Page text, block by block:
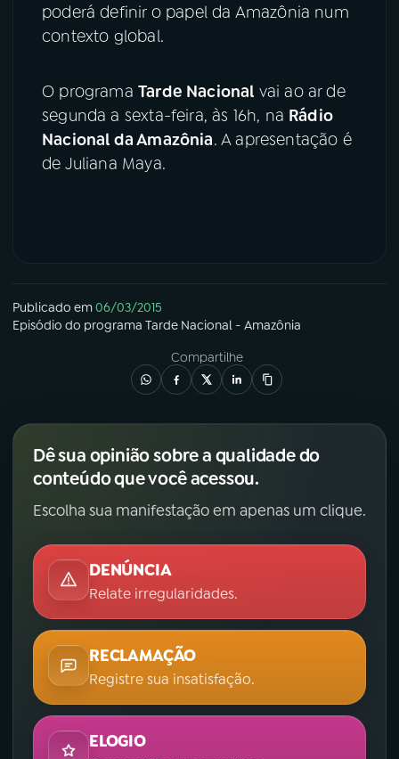
poderá definir o papel da Amazônia num
contexto global.
O programa Tarde Nacional vai ao ar de
segunda a sexta-feira, às 16h, na Rádio
Nacional da Amazônia. A apresentação é
de Juliana Maya.
Publicado em06/03/2015
Episódio do programa Tarde Nacional - Amazônia
Compartilhe
Dê sua opinião sobre a qualidade do
conteúdo que você acessou.
Escolha sua manifestação em apenas um clique.
DENÚNCIA
Relate irregularidades.
RECLAMAÇÃO
Registre sua insatisfação.
ELOGIO